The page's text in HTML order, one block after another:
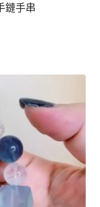
鏈手串